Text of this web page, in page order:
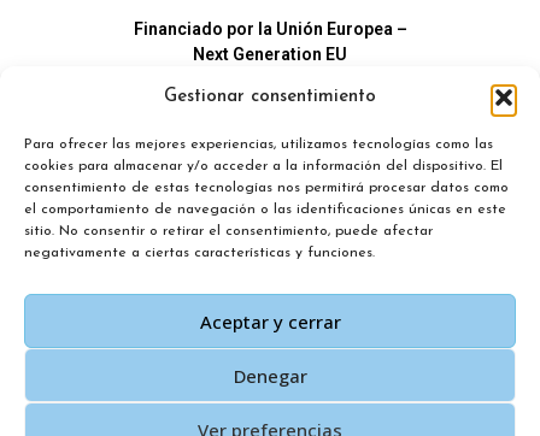
Gestionar consentimiento
Para ofrecer las mejores experiencias, utilizamos tecnologías como las
cookies para almacenar y/o acceder a la información del dispositivo. El
consentimiento de estas tecnologías nos permitirá procesar datos como
el comportamiento de navegación o las identificaciones únicas en este
sitio. No consentir o retirar el consentimiento, puede afectar
negativamente a ciertas características y funciones.
Aceptar y cerrar
Denegar
Ver preferencias
Financiado por la Unión Europea –
Next Generation EU